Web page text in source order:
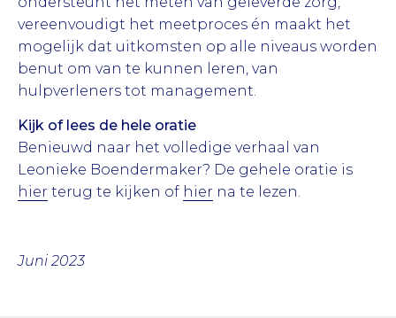
vereenvoudigt het meetproces én maakt het
mogelijk dat uitkomsten op alle niveaus worden
benut om van te kunnen leren, van
hulpverleners tot management.
Kijk of lees de hele oratie
Benieuwd naar het volledige verhaal van
Leonieke Boendermaker? De gehele oratie is
hier terug te kijken of hier na te lezen.
Juni 2023